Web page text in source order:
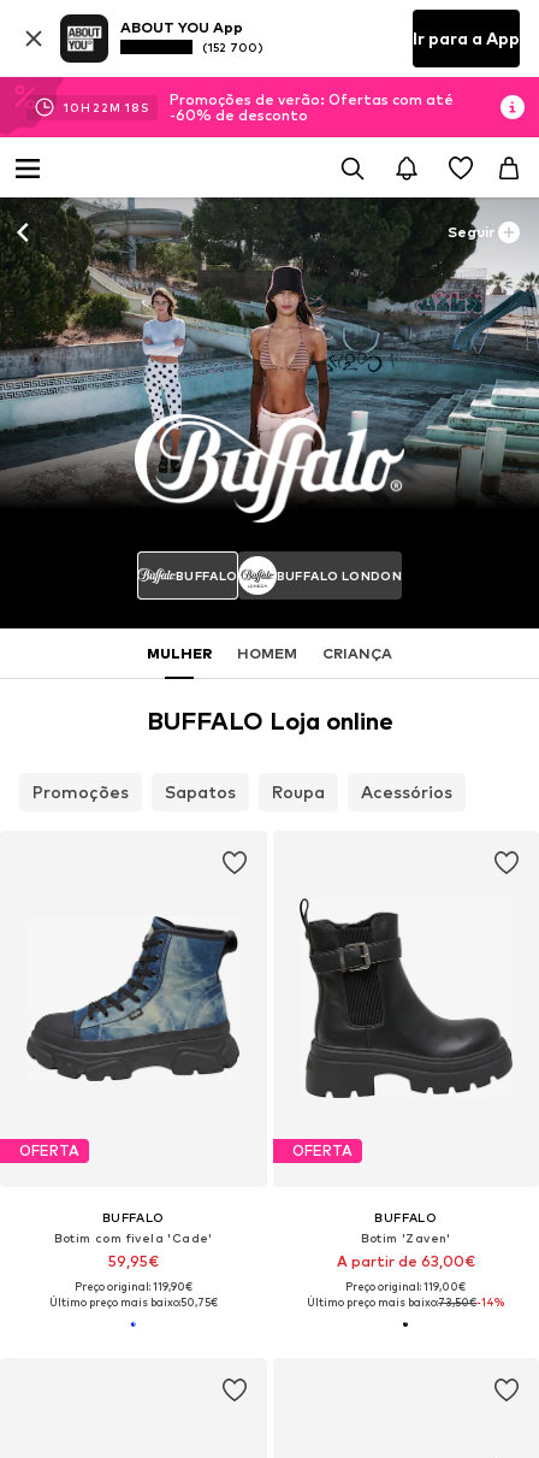
ABOUT YOU App
(152 700) Ir para a App
10H 22M 17 S
Promoções de verão: Ofertas com até
-60% de desconto
Seguir
BUFFALO BUFFALO LONDON
MULHER HOMEM CRIANÇA
BUFFALO Loja online
Promoções Sapatos Roupa Acessórios
OFERTA
BUFFALO
Botim com fivela 'Cade'
59,95€
Preço original: 119,90€
Último preço mais baixo:50,75€
OFERTA
BUFFALO
Botim 'Zaven'
A partir de 63,00€
Preço original: 119,00€
Último preço mais baixo:73,50€-14%